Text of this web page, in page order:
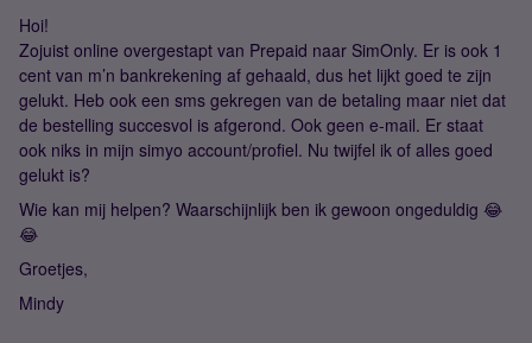
Hoi!
Zojuist online overgestapt van Prepaid naar SimOnly. Er is ook 1
cent van m’n bankrekening af gehaald, dus het lijkt goed te zijn
gelukt. Heb ook een sms gekregen van de betaling maar niet dat
de bestelling succesvol is afgerond. Ook geen e-mail. Er staat
ook niks in mijn simyo account/profiel. Nu twijfel ik of alles goed
gelukt is?
Wie kan mij helpen? Waarschijnlijk ben ik gewoon ongeduldig 😂
😂
Groetjes,
Mindy